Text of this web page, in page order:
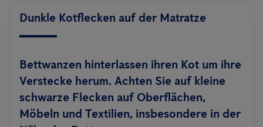
Dunkle Kotflecken auf der Matratze
Bettwanzen hinterlassen ihren Kot um ihre
Verstecke herum. Achten Sie auf kleine
schwarze Flecken auf Oberflächen,
Möbeln und Textilien, insbesondere in der